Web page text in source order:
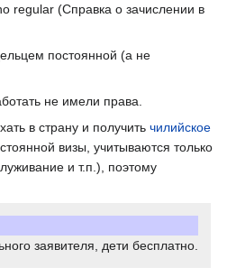
regular (Справка о зачислении в
постоянной (а не
не имели права.
в страну и получить чилийское
визы, учитываются только
и т.п.), поэтому
заявителя, дети бесплатно.